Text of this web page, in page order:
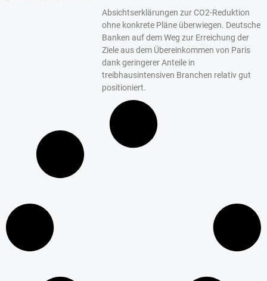
Absichtserklärungen zur CO2-Reduktion
ohne konkrete Pläne überwiegen. Deutsche
Banken auf dem Weg zur Erreichung der
Ziele aus dem Übereinkommen von Paris
dank geringerer Anteile in
treibhausintensiven Branchen relativ gut
positioniert.